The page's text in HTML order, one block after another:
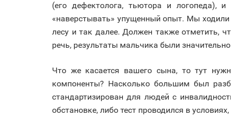
(его дефектолога, тьютора и логопеда),
«наверстывать» упущенный опыт. Мы
лесу и так далее. Должен также отметить,
речь, результаты мальчика были
Что же касается вашего сына, то тут
компоненты? Насколько большим был
стандартизирован для людей с
обстановке, либо тест проводился в